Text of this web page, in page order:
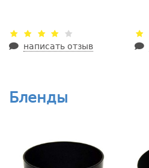
написать отзыв
Бленды